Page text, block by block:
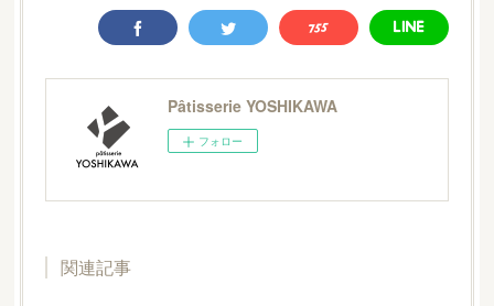
Pâtisserie YOSHIKAWA
フォロー
関連記事